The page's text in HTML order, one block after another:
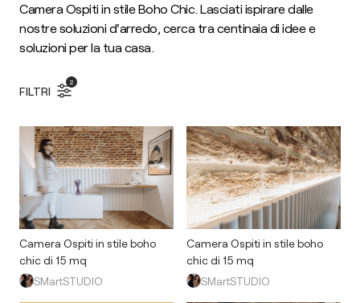
Camera Ospiti in stile Boho Chic. Lasciati ispirare dalle
nostre soluzioni d'arredo, cerca tra centinaia di idee e
soluzioni per la tua casa.
FILTRI
2
Camera Ospiti in stile boho
chic di 15 mq
SMartSTUDIO
Camera Ospiti in stile boho
chic di 15 mq
SMartSTUDIO